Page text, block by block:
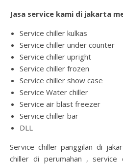
Jasa service kami di jakarta
Service chiller kulkas
Service chiller under counter
Service chiller upright
Service chiller frozen
Service chiller show case
Service Water chiller
Service air blast freezer
Service chiller bar
DLL
Service chiller panggilan di
chiller di perumahan , service